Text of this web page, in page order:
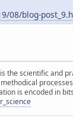
08/blog-
the scientific and
is encoded in